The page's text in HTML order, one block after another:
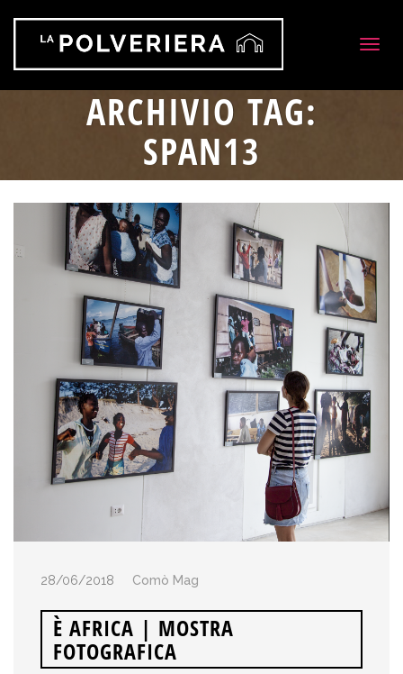
ARCHIVIO TAG:
SPAN13
28/06/2018 Comò Mag
È AFRICA | MOSTRA
FOTOGRAFICA